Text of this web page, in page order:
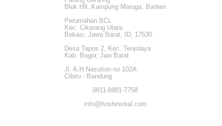
Blok H9, Kampung Maruga. Banten
Perumahan BCL
Kec. Cikarang Utara
Bekasi, Jawa Barat, ID, 17530
Desa Tapos 2, Kec. Tenjolaya
Kab. Bogor, Jaw Barat
Jl. A.H Nasution no 102A
Cibiru - Bandung
0811-8881-7758
info@hoshirental.com